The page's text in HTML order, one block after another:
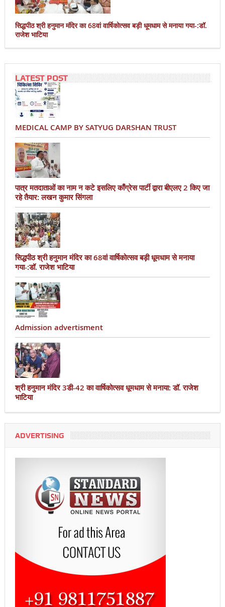
सिद्धपीठ श्री हनुमान मंदिर का 68वां वार्षिकोत्सव बड़ी धूमधाम से मनाया गया-:डॉ.
राजेश भाटिया
LATEST POST
MEDICAL CAMP BY SATYUG DARSHAN TRUST
पात्र मतदाताओं का नाम न कटे इसलिए काँग्रेस पार्टी द्वारा बीएलए 2 किए जा
रहे तैयार: लखन कुमार सिंगला
सिद्धपीठ श्री हनुमान मंदिर का 68वां वार्षिकोत्सव बड़ी धूमधाम से मनाया
गया-:डॉ. राजेश भाटिया
Admission advertisment
श्री हनुमान मंदिर 3डी-42 का वार्षिकोत्सव धूमधाम से मनाया: डॉ. राजेश
भाटिया
ADVERTISING